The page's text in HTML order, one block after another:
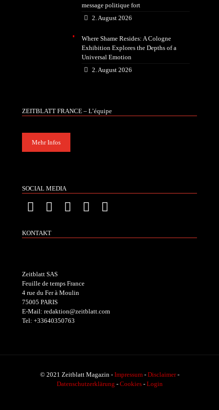
message politique fort
2. August 2026
Where Shame Resides: A Cologne
Exhibition Explores the Depths of a
Universal Emotion
2. August 2026
ZEITBLATT FRANCE – L’équipe
Mehr Infos
SOCIAL MEDIA
KONTAKT
Zeitblatt SAS
Feuille de temps France
4 rue du Fer à Moulin
75005 PARIS
E-Mail: redaktion@zeitblatt.com
Tel: +33640350763
© 2021 Zeitblatt Magazin - Impressum- Disclaimer-
Datenschutzerklärung - Cookies- Login